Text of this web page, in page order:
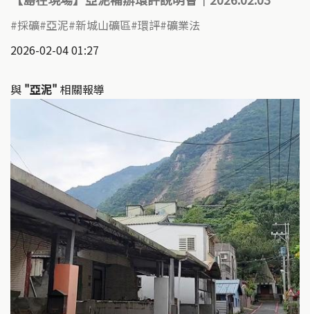
採礦 亞泥 新城山礦區 環評 礦業法
2026-02-04 01:27
與 "亞泥" 相關報導